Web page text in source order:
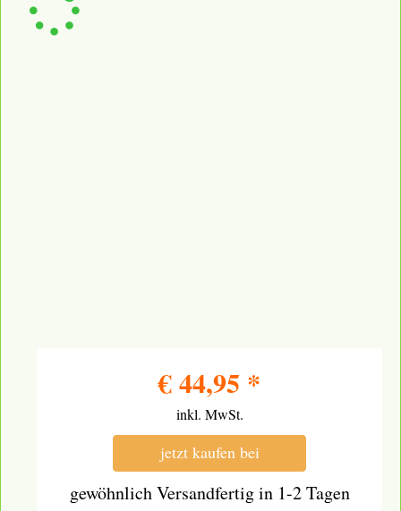
€44,95 *
inkl. MwSt.
jetzt kaufen bei
gewöhnlich Versandfertig in 1-2 Tagen